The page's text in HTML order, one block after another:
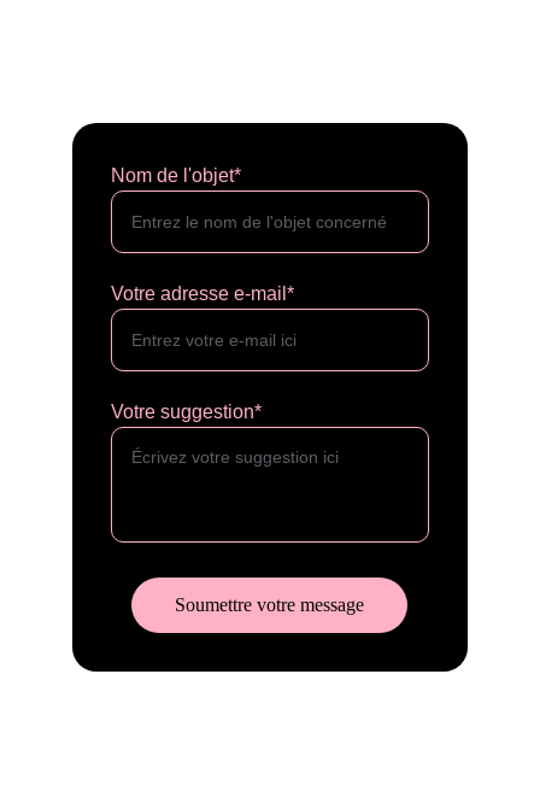
Nom de l'objet*
Votre adresse e-mail*
Votre suggestion*
Soumettre votre message